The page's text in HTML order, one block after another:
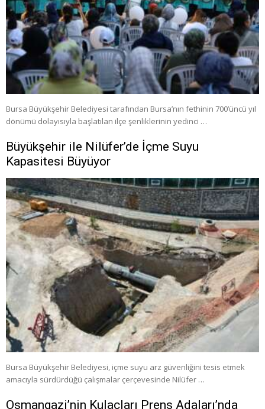
Bursa Büyükşehir Belediyesi tarafından Bursa’nın fethinin 700’üncü yıl
dönümü dolayısıyla başlatılan ilçe şenliklerinin yedinci …
Büyükşehir ile Nilüfer’de İçme Suyu
Kapasitesi Büyüyor
Bursa Büyükşehir Belediyesi, içme suyu arz güvenliğini tesis etmek
amacıyla sürdürdüğü çalışmalar çerçevesinde Nilüfer …
Osmangazi’nin Kulaçları Prens Adaları’nda